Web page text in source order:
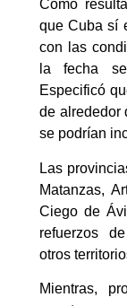
Como
que Cuba sí
con las
la fecha
Especificó
de alrededor
se podrían
Las
Matanzas,
Ciego de
refuerzos
otros
Mientras,